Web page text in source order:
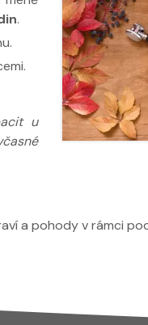
.
u
a pohody v rámci